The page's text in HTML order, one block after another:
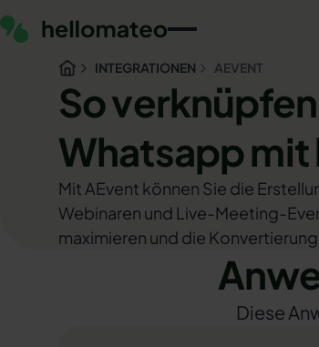
INTEGRATIONEN AEVENT
So
Whatsapp
Mit AEvent können Sie die
Webinaren und Live-Meeting-
maximieren und die
Diese